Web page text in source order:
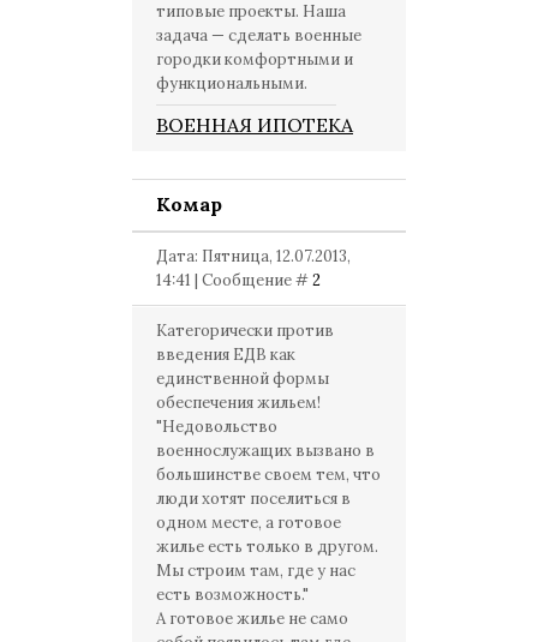
типовые проекты. Наша
задача — сделать военные
городки комфортными и
функциональными.
ВОЕННАЯ ИПОТЕКА
Комар
Дата: Пятница, 12.07.2013,
14:41 | Сообщение #2
Категорически против
введения ЕДВ как
единственной формы
обеспечения жильем!
"Недовольство
военнослужащих вызвано в
большинстве своем тем, что
люди хотят поселиться в
одном месте, а готовое
жилье есть только в другом.
Мы строим там, где у нас
есть возможность."
А готовое жилье не само